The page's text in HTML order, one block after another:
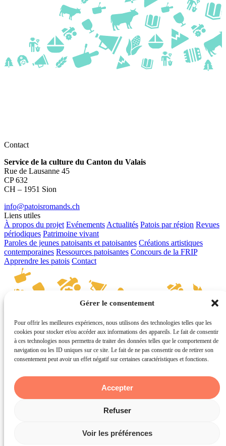
Gérer le consentement
Pour offrir les meilleures expériences, nous utilisons des technologies telles que les
cookies pour stocker et/ou accéder aux informations des appareils. Le fait de consentir
à ces technologies nous permettra de traiter des données telles que le comportement de
navigation ou les ID uniques sur ce site. Le fait de ne pas consentir ou de retirer son
consentement peut avoir un effet négatif sur certaines caractéristiques et fonctions.
Accepter
Refuser
Voir les préférences
Contact
Service de la culture du Canton du Valais
Rue de Lausanne 45
CP 632
CH – 1951 Sion
info@patoisromands.ch
Liens utiles
À propos du projet Evénements Actualités Patois par région Revues
périodiques Patrimoine vivant
Paroles de jeunes patoisants et patoisantes Créations artistiques
contemporaines Ressources patoisantes Concours de la FRIP
Apprendre les patois Contact
© Les patois romands 2026 - Service de la culture du canton du
Valais
powered bytokiwi